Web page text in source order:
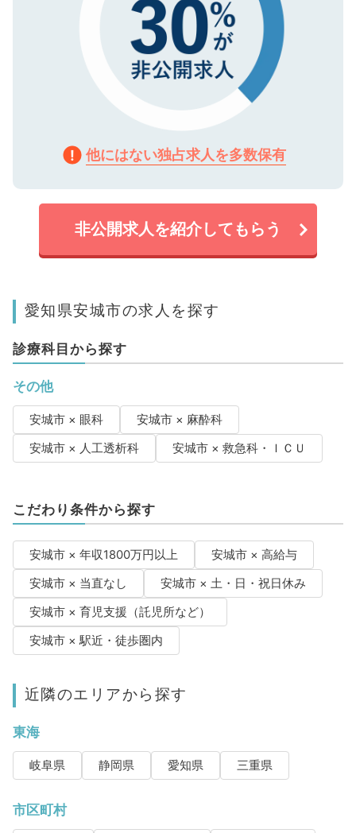
他にはない独占求人を多数保有
非公開求人を紹介してもらう
愛知県安城市の求人を探す
診療科目から探す
その他
安城市 × 眼科
安城市 × 麻酔科
安城市 × 人工透析科
安城市 × 救急科・ＩＣＵ
こだわり条件から探す
安城市 × 年収1800万円以上
安城市 × 高給与
安城市 × 当直なし
安城市 × 土・日・祝日休み
安城市 × 育児支援（託児所など）
安城市 × 駅近・徒歩圏内
近隣のエリアから探す
東海
岐阜県 静岡県 愛知県 三重県
市区町村